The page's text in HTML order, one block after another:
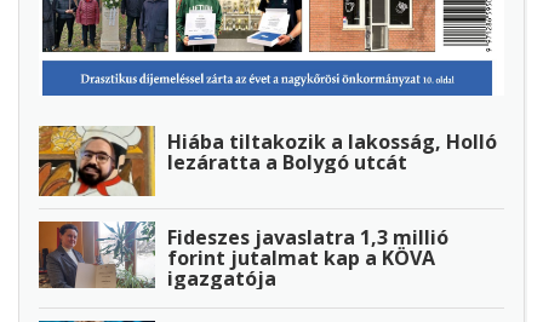
Hiába tiltakozik a lakosság, Holló
lezáratta a Bolygó utcát
Fideszes javaslatra 1,3 millió
forint jutalmat kap a KÖVA
igazgatója